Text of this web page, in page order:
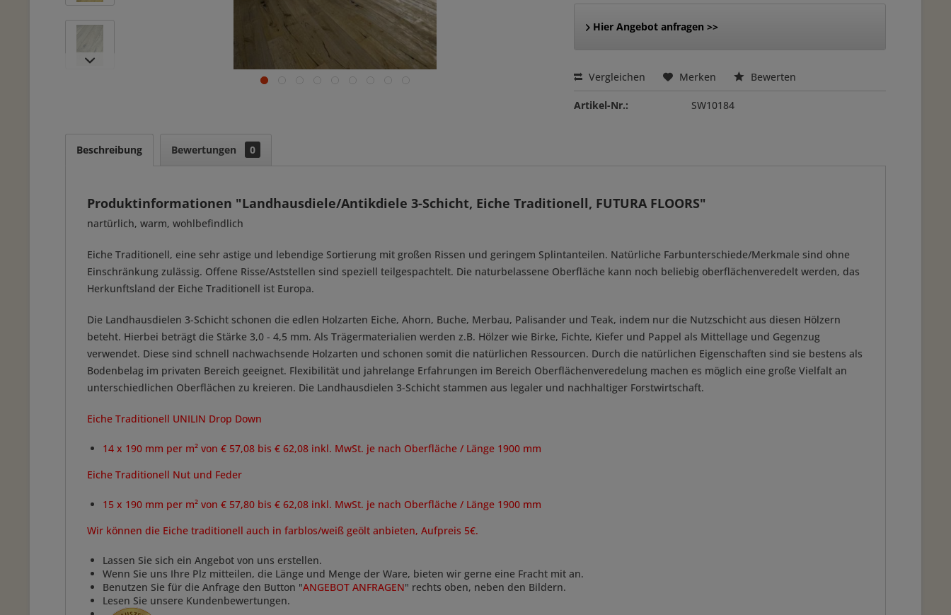
Hier Angebot anfragen >>
Vergleichen Merken Bewerten
Artikel-Nr.: SW10184
Beschreibung Bewertungen 0
Produktinformationen "Landhausdiele/Antikdiele 3-Schicht, Eiche Traditionell, FUTURA FLOORS"
nartürlich, warm, wohlbefindlich
Eiche Traditionell, eine sehr astige und lebendige Sortierung mit großen Rissen und geringem Splintanteilen. Natürliche Farbunterschiede/Merkmale sind ohne
Einschränkung zulässig. Offene Risse/Aststellen sind speziell teilgespachtelt. Die naturbelassene Oberfläche kann noch beliebig oberflächenveredelt werden, das
Herkunftsland der Eiche Traditionell ist Europa.
Die Landhausdielen 3-Schicht schonen die edlen Holzarten Eiche, Ahorn, Buche, Merbau, Palisander und Teak, indem nur die Nutzschicht aus diesen Hölzern
beteht. Hierbei beträgt die Stärke 3,0 - 4,5 mm. Als Trägermaterialien werden z.B. Hölzer wie Birke, Fichte, Kiefer und Pappel als Mittellage und Gegenzug
verwendet. Diese sind schnell nachwachsende Holzarten und schonen somit die natürlichen Ressourcen. Durch die natürlichen Eigenschaften sind sie bestens als
Bodenbelag im privaten Bereich geeignet. Flexibilität und jahrelange Erfahrungen im Bereich Oberflächenveredelung machen es möglich eine große Vielfalt an
unterschiedlichen Oberflächen zu kreieren. Die Landhausdielen 3-Schicht stammen aus legaler und nachhaltiger Forstwirtschaft.
Eiche Traditionell UNILIN Drop Down
14 x 190 mm per m² von € 57,08 bis € 62,08 inkl. MwSt. je nach Oberfläche / Länge 1900 mm
Eiche Traditionell Nut und Feder
15 x 190 mm per m² von € 57,80 bis € 62,08 inkl. MwSt. je nach Oberfläche / Länge 1900 mm
Wir können die Eiche traditionell auch in farblos/weiß geölt anbieten, Aufpreis 5€.
Lassen Sie sich ein Angebot von uns erstellen.
Wenn Sie uns Ihre Plz mitteilen, die Länge und Menge der Ware, bieten wir gerne eine Fracht mit an.
Benutzen Sie für die Anfrage den Button "ANGEBOT ANFRAGEN" rechts oben, neben den Bildern.
Lesen Sie unsere Kundenbewertungen.